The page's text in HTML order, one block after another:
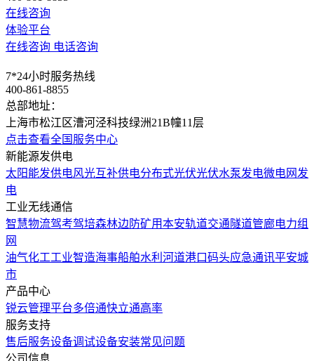
在线咨询
体验平台
在线咨询 电话咨询
7*24小时服务热线
400-861-8855
总部地址：
上海市松江区漕河泾科技绿洲21B幢11层
点击查看全国服务中心
新能源发供电
太阳能发供电风光互补供电分布式光伏光伏水泵发电微电网发
电
工业无线通信
智慧物流驾考驾培森林边防矿用本安轨道交通隧道管廊电力组
网
油气化工工业智造海事船舶水利河道港口码头应急通讯平安城
市
产品中心
锐云管理平台多倍通快立通高率
服务支持
售后服务设备调试设备安装常见问题
公司信息